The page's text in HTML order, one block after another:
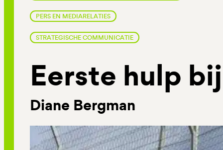
PERS EN MEDIARELATIES
STRATEGISCHE COMMUNICATIE
Eerste hulp
Diane Bergman